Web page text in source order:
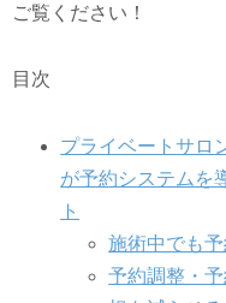
ご覧ください！
目次
プライベートサロ
が予約システムを
ト
施術中でも
予約調整・